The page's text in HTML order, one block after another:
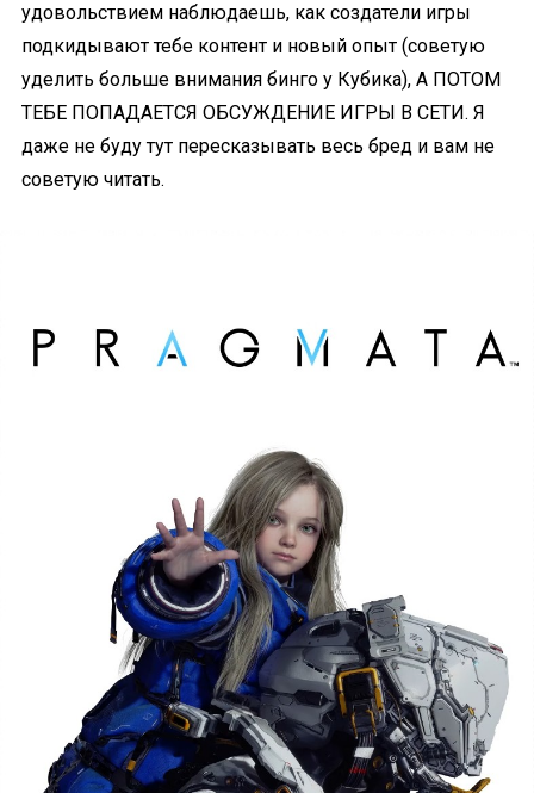
удовольствием наблюдаешь, как создатели игры
подкидывают тебе контент и новый опыт (советую
уделить больше внимания бинго у Кубика), А ПОТОМ
ТЕБЕ ПОПАДАЕТСЯ ОБСУЖДЕНИЕ ИГРЫ В СЕТИ. Я
даже не буду тут пересказывать весь бред и вам не
советую читать.